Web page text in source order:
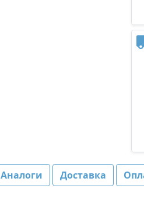
Аналоги Доставка